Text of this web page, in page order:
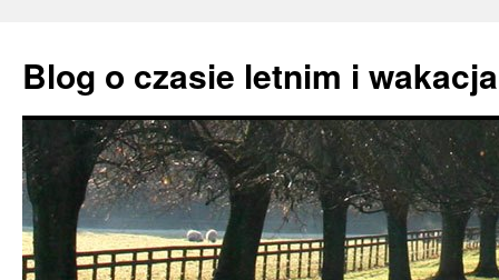
treści
Blog o czasie letnim i